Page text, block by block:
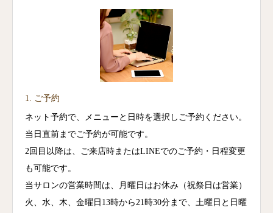
1. ご予約
ネット予約で、メニューと日時を選択しご予約ください。
当日直前までご予約が可能です。
2回目以降は、ご来店時またはLINEでのご予約・日程変更
も可能です。
当サロンの営業時間は、月曜日はお休み（祝祭日は営業）
火、水、木、金曜日13時から21時30分まで、土曜日と日曜